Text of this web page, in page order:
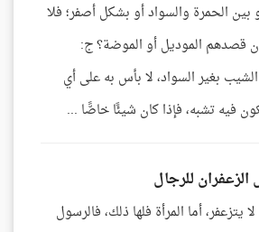
بين الحمرة والسواد أو بشكل أصفر؛ فلا
قصدهم الموديل أو الموضة؟ ج:
بغير السواد، لا بأس به على أي
فيه تشبه، فإذا كان شيئًا خاصًّا ...
للرجال
يتزعفر، أما المرأة فلها ذلك، فالرسول